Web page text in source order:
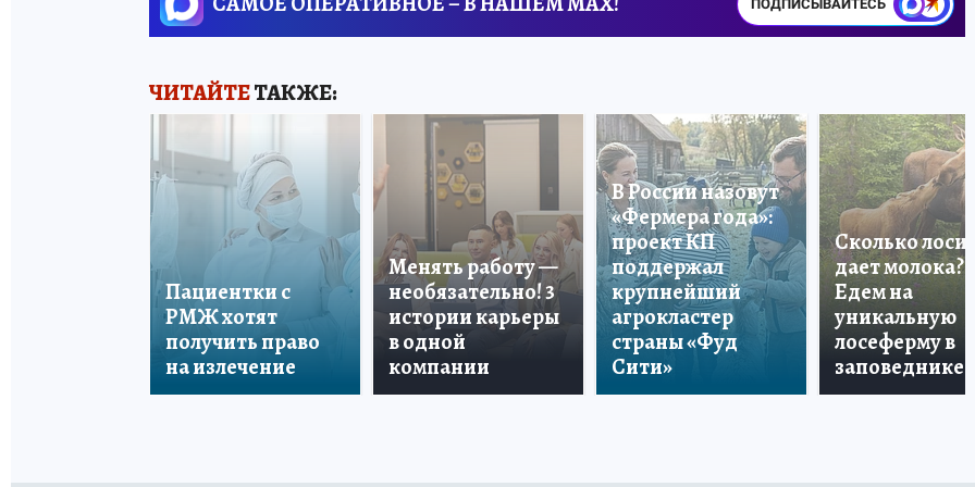
ПОДПИСЫВАЙТЕСЬ
ЧИТАЙТЕТАКЖЕ:
Пациентки с
РМЖ хотят
получить право
на излечение
Менять работу —
необязательно! 3
истории карьеры
в одной
компании
В России назовут
«Фермера года»:
проект КП
поддержал
крупнейший
агрокластер
страны «Фуд
Сити»
Сколько лосиха
дает молока?
Едем на
уникальную
лосеферму в
заповеднике!